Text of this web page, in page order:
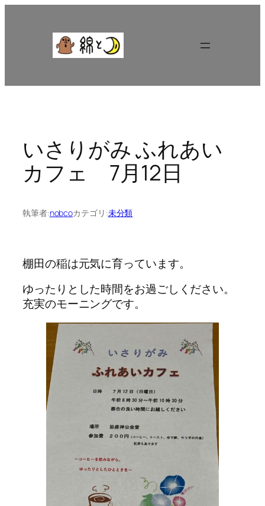
ッ
いさりがみ ふれあい
カフェ 7月12日
執筆者:nobcoカテゴリ:未分類
棚田の稲は元気に育っています。
ゆったりとした時間をお過ごしください。
充実のモーニングです。